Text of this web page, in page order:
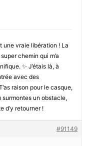
une vraie libération ! La
chemin qui m’a
✨ J’étais là, à
avec des
raison pour le casque,
surmontes un obstacle,
d’y retourner !
#91149